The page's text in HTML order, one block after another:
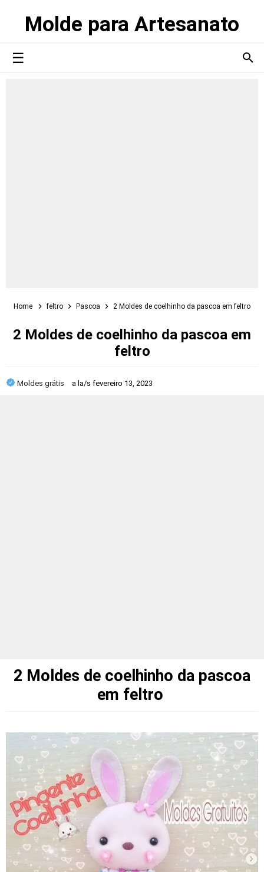
Molde para Artesanato
Home feltro Pascoa 2 Moldes de coelhinho da pascoa em feltro
2 Moldes de coelhinho da pascoa em
feltro
Moldes grátis a la/s fevereiro 13, 2023
2 Moldes de coelhinho da pascoa
em feltro